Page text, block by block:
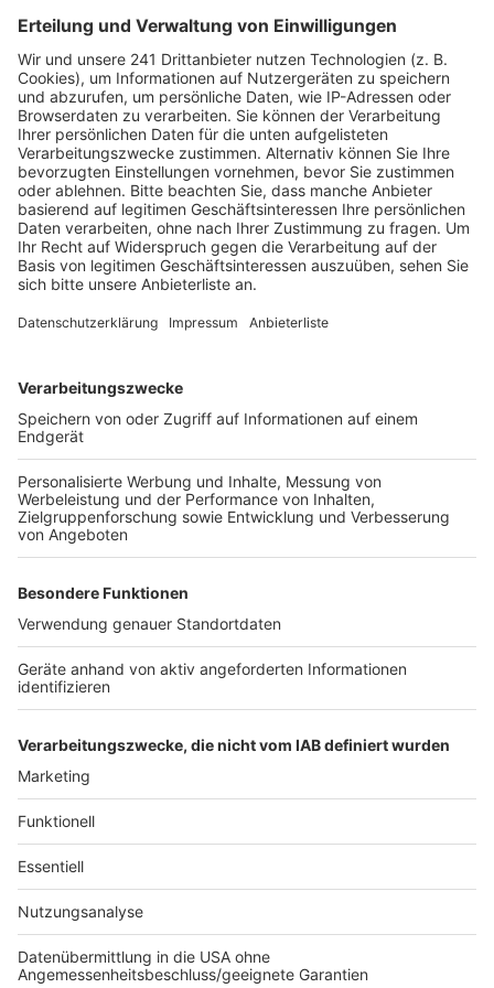
Nordrhein.
Veröffentlicht: Montag, 19.12.2022 08:42
Anzeige
In einer Umfrage haben jetzt über 60 Prozent der
befragten Betriebe angegeben, ihr Weihnachts- und
Vorkrisenjahr 2019. Vor allem nicht abgesagte
einem immer größeren Problem. Was vor einiger Zeit
bei Geschäftsessen begann, dass mehrere Tische in
unterschiedlichen Restaurants gebucht und dann nicht
privaten Bereich Einzug gehalten. Immer mehr Gäste
kämen einfach nicht zu den vereinbarten Terminen ins
Restaurant – die Tischen bleiben dann leer. Für die
Waren sind da, ob der Gast kommt oder nicht. Eine
Stornogebühr für nicht abgesagte Tische haben die
allerwenigstens Gastronomen in der Region, so der
Verband. Die Wirte könnten eigentlich nur an ihre Gäste
appellieren für ein besseres Miteinander und mehr
Wertschätzung für die erbrachten Leistungen.
Anzeige
Anzeige